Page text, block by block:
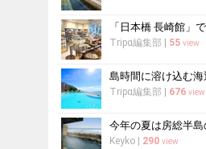
Tripα編集部 55 view
Tripα編集部 676 view
Keyko| 290 view